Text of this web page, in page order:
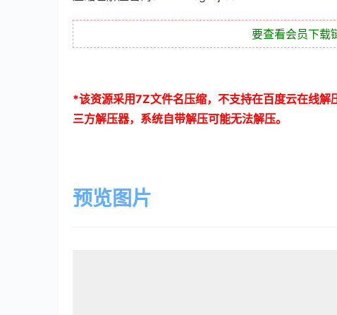
要查看会员下载
*该资源采用7Z文件名压缩，不支持在百度云在线解
三方解压器，系统自带解压可能无法解压。
预览图片